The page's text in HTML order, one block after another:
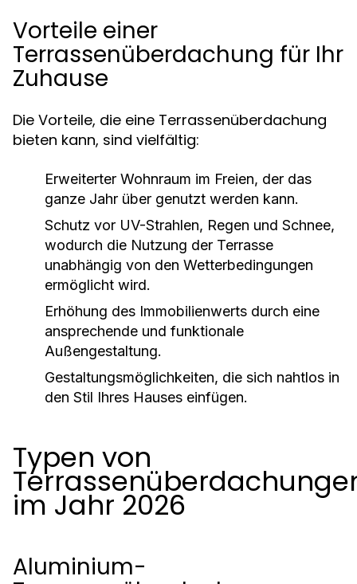
Vorteile einer
Terrassenüberdachung für Ihr
Zuhause
Die Vorteile, die eine Terrassenüberdachung
bieten kann, sind vielfältig:
Erweiterter Wohnraum im Freien, der das
ganze Jahr über genutzt werden kann.
Schutz vor UV-Strahlen, Regen und Schnee,
wodurch die Nutzung der Terrasse
unabhängig von den Wetterbedingungen
ermöglicht wird.
Erhöhung des Immobilienwerts durch eine
ansprechende und funktionale
Außengestaltung.
Gestaltungsmöglichkeiten, die sich nahtlos in
den Stil Ihres Hauses einfügen.
Typen von
im Jahr 2026
Aluminium-